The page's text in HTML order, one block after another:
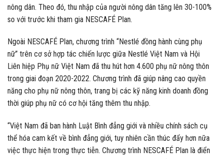
nông dân. Theo đó, thu nhập của người nông dân tăng lên 30-100%
so với trước khi tham gia NESCAFÉ Plan.
Ngoài NESCAFÉ Plan, chương trình “Nestlé đồng hành cùng phụ
nữ” trên cơ sở hợp tác chiến lược giữa Nestlé Việt Nam và Hội
Liên hiệp Phụ nữ Việt Nam đã thu hút hơn 4.600 phụ nữ nông thôn
trong giai đoạn 2020-2022. Chương trình đã giúp nâng cao quyền
năng cho phụ nữ nông thôn, trang bị các kỹ năng kinh doanh đồng
thời giúp phụ nữ có cơ hội tăng thêm thu nhập.
“Việt Nam đã ban hành Luật Bình đẳng giới và nhiều chính sách cụ
thể hóa cam kết về bình đẳng giới, tuy nhiên cần thúc đẩy hơn nữa
việc thực hiện trong thực tiễn. Chương trình NESCAFÉ Plan là điển